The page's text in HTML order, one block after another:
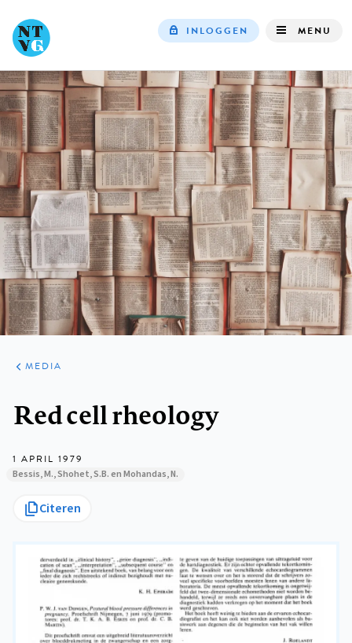
navigation
INLOGGEN MENU
ARTIKELEN
VARIA
MEDIA
Red cell rheology
1 APRIL 1979
Bessis, M., Shohet, S.B. en Mohandas, N.
Citeren